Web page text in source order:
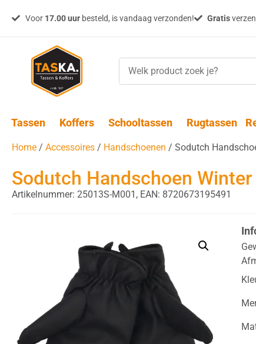
Voor 17.00 uurbesteld, is vandaag verzonden! Gratis
Tassen Koffers Schooltassen Rugtassen
Home / Accessoires / Handschoenen / Sodutch
Sodutch Handschoen
Artikelnummer: 25013S-M001, EAN: 8720673195491